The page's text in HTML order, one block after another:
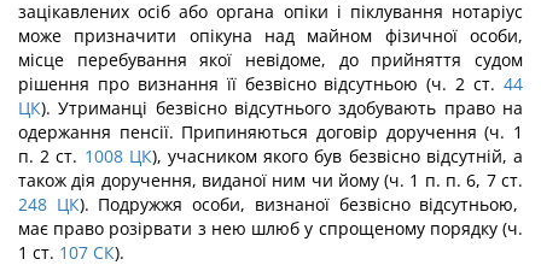
зацікавлених осіб або органа опіки і піклування нотаріус
може призначити опікуна над майном фізичної особи,
місце перебування якої невідоме, до прийняття судом
рішення про визнання її безвісно відсутньою (ч. 2 ст. 44
ЦК). Утриманці безвісно відсутнього здобувають право на
одержання пенсії. Припиняються договір доручення (ч. 1
п. 2 ст. 1008 ЦК), учасником якого був безвісно відсутній, а
також дія доручення, виданої ним чи йому (ч. 1 п. п. 6, 7 ст.
248 ЦК). Подружжя особи, визнаної безвісно відсутньою,
має право розірвати з нею шлюб у спрощеному порядку (ч.
1 ст. 107 СК).